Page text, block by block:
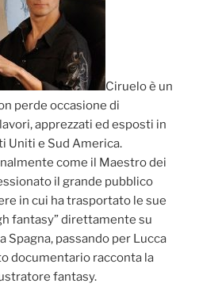
Ciruelo è un
perde occasione di
apprezzati ed esposti in
Uniti e Sud America.
come il Maestro dei
il grande pubblico
in cui ha trasportato le sue
fantasy” direttamente su
Spagna, passando per Lucca
documentario racconta la
fantasy.